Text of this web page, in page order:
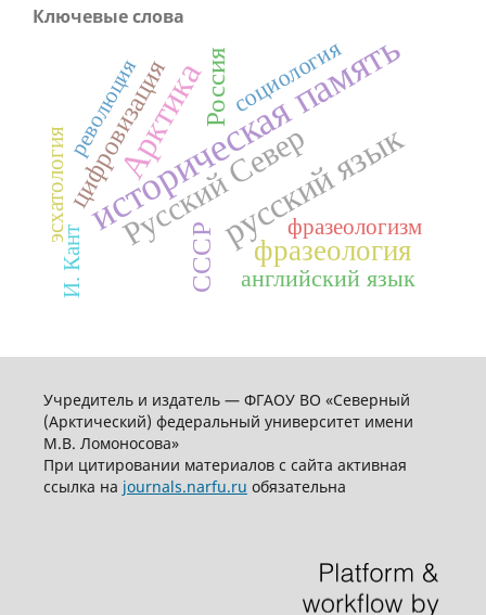
Ключевые слова
историческая память
русский язык
Арктика
Русский Северфразеология
Россия
СССР
цифровизация социология
английский язык
эсхатология
революция
фразеологизм
И. Кант
Учредитель и издатель — ФГАОУ ВО «Северный
(Арктический) федеральный университет имени
М.В. Ломоносова»
При цитировании материалов с сайта активная
ссылка на journals.narfu.ru обязательна